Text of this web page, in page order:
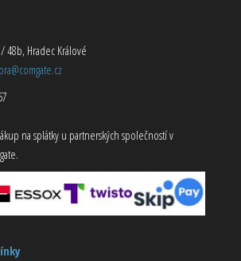
48b, Hradec Králové
na splátky u partnerských společností v